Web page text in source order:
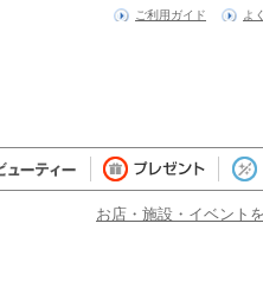
ご利用ガイド よ
お店・施設・イベント